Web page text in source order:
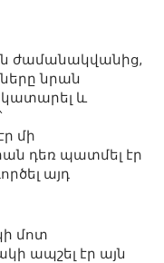
ժամանակվանից,
նրան
կատարել և
մի
դեռ պատմել էր
այդ
մոտ
ապշել էր այն